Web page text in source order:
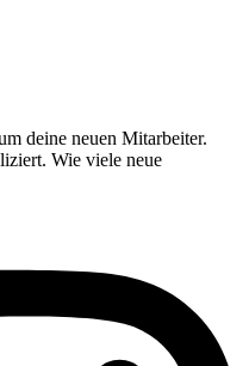
deine neuen Mitarbeiter.
Wie viele neue